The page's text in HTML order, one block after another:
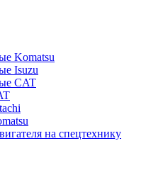
Komatsu
Isuzu
CAT
на спецтехнику